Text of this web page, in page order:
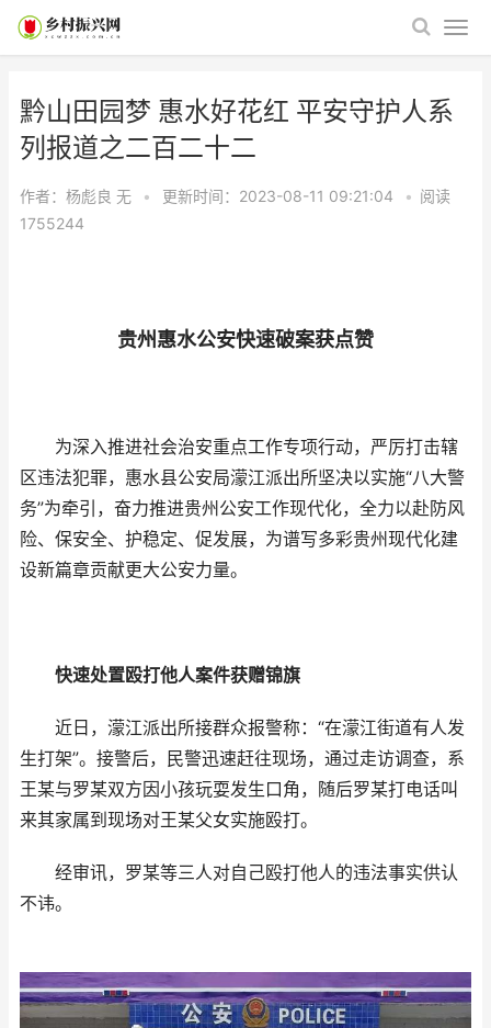
黔山田园梦 惠水好花红 平安守护人系
列报道之二百二十二
作者：杨彪良 无 • 更新时间：2023-08-11 09:21:04 • 阅读
1755244
贵州惠水公安快速破案获点赞
为深入推进社会治安重点工作专项行动，严厉打击辖
区违法犯罪，惠水县公安局濛江派出所坚决以实施“八大警
务”为牵引，奋力推进贵州公安工作现代化，全力以赴防风
险、保安全、护稳定、促发展，为谱写多彩贵州现代化建
设新篇章贡献更大公安力量。
快速处置殴打他人案件获赠锦旗
近日，濛江派出所接群众报警称：“在濛江街道有人发
生打架”。接警后，民警迅速赶往现场，通过走访调查，系
王某与罗某双方因小孩玩耍发生口角，随后罗某打电话叫
来其家属到现场对王某父女实施殴打。
经审讯，罗某等三人对自己殴打他人的违法事实供认
不讳。